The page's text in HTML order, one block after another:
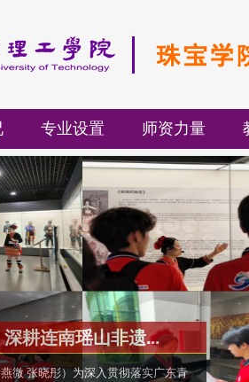
专业设置 师资力量
深耕连南瑶山非遗...
微 张晓彤）为深入贯彻落实广东青